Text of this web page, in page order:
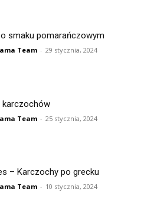
smaku pomarańczowym
Team - 29 stycznia, 2024
karczochów
Team - 25 stycznia, 2024
– Karczochy po grecku
Team - 10 stycznia, 2024